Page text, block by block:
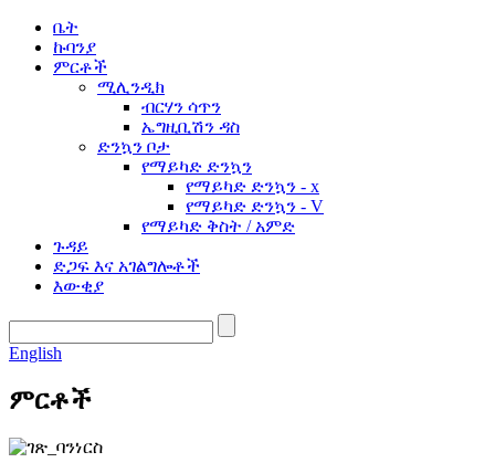
ቤት
ኩባንያ
ምርቶች
ሚሊንዲክ
ብርሃን ሳጥን
ኤግዚቢሽን ዳስ
ድንኳን ቦታ
የማይካድ ድንኳን
የማይካድ ድንኳን - x
የማይካድ ድንኳን - V
የማይካድ ቅስት / አምድ
ጉዳይ
ድጋፍ እና አገልግሎቶች
እውቂያ
English
ምርቶች